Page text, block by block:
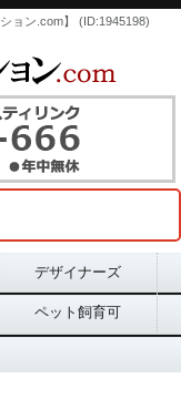
ョン.com】 (ID:1945198)
デザイナーズ
ペット飼育可